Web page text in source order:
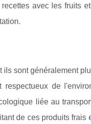
avec les fruits
sont généralement
de
liée au
de ces produits frais